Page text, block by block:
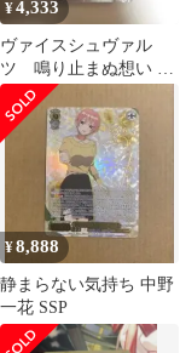
¥4,333
ヴァイスシュヴァル
ツ 鳴り止まぬ想い 中
野一花 SSP サイン
¥8,888
静まらない気持ち 中野
一花 SSP